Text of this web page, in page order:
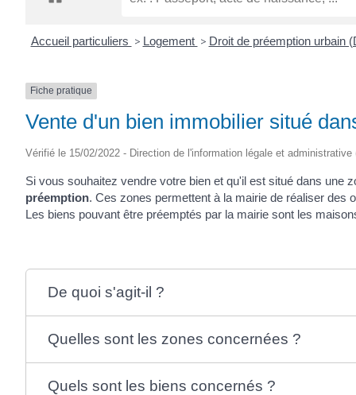
Accueil particuliers > Logement > Droit de préemption urbain
Fiche pratique
Vente d'un bien immobilier situé
Vérifié le 15/02/2022 - Direction de l'information légale et administrative
Si vous souhaitez vendre votre bien et qu'il est situé dans une
préemption. Ces zones permettent à la mairie de réaliser des
Les biens pouvant être préemptés par la mairie sont les
De quoi s'agit-il ?
Quelles sont les zones concernées ?
Quels sont les biens concernés ?